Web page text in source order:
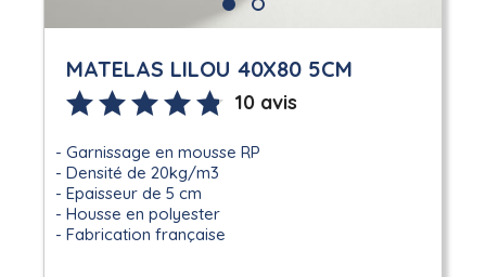
MATELAS LILOU 40X80 5CM
10 avis
Garnissage en mousse RP
Densité de 20kg/m3
Epaisseur de 5 cm
Housse en polyester
Fabrication française